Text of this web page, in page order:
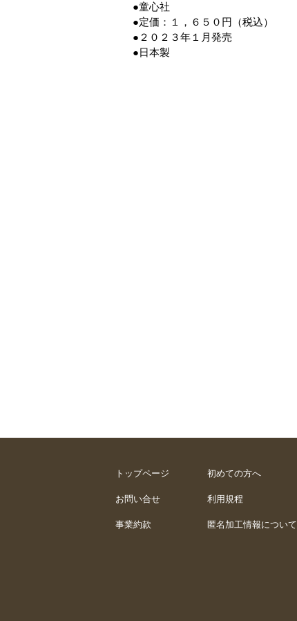
●童心社
●定価：１，６５０円（税込）
●２０２３年１月発売
●日本製
トップページ
お問い合せ
事業約款
初めての方へ
利用規程
匿名加工情報について